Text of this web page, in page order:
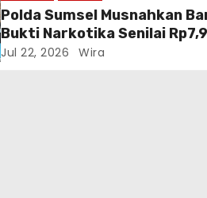
Polda Sumsel Musnahkan
Bukti Narkotika Senilai Rp7,9
Miliar, Selamatkan 83 Ribu
Jul 22, 2026 Wira